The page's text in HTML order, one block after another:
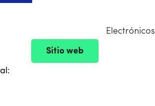
Electrónicos
Sitio web